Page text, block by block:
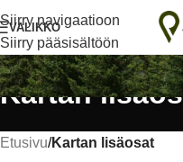
Siirry navigaatioon
Siirry pääsisältöön
Käsintehty rakkaudella
VALIKKO
Kartan
Etusivu/Kartan lisäosat